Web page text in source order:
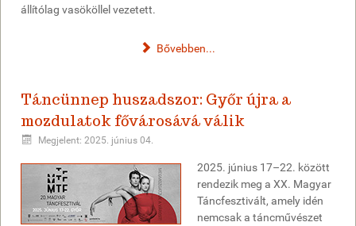
állítólag vasököllel vezetett.
Bővebben...
Táncünnep huszadszor: Győr újra a
mozdulatok fővárosává válik
Megjelent: 2025. június 04.
2025. június 17–22. között
rendezik meg a XX. Magyar
Táncfesztivált, amely idén
nemcsak a táncművészet